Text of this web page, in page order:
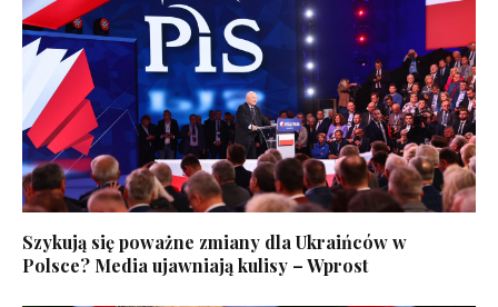
Szykują się poważne zmiany dla Ukraińców w
Polsce? Media ujawniają kulisy – Wprost